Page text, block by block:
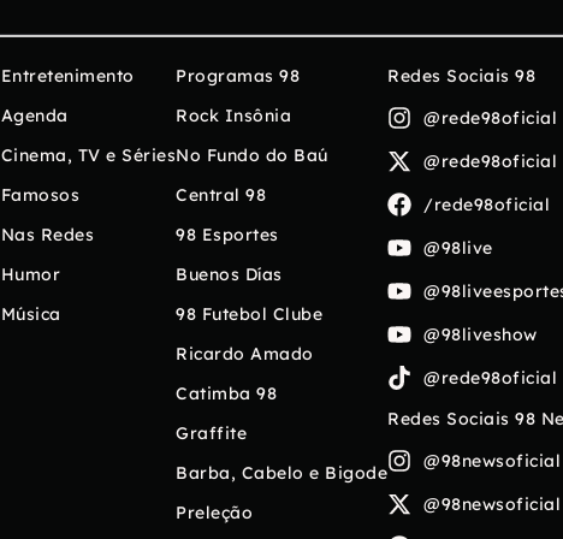
Entretenimento
Agenda
Cinema, TV e Séries
Famosos
Nas Redes
Humor
Música
Programas 98
Rock Insônia
No Fundo do Baú
Central 98
98 Esportes
Buenos Días
98 Futebol Clube
Ricardo Amado
Catimba 98
Graffite
Barba, Cabelo e Bigode
Preleção
Redes Sociais 98
@rede98oficial
@rede98oficial
/rede98oficial
@98live
@98liveshow
@rede98oficial
Redes Sociais 98
@98newsoficial
@98newsoficial